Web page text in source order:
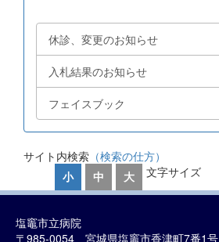
休診、変更のお知らせ
入札結果のお知らせ
フェイスブック
サイト内検索 （検索の仕方）
小 中 大 文字サイズ
塩竈市立病院
〒985-0054 宮城県塩竈市香津町7番1号